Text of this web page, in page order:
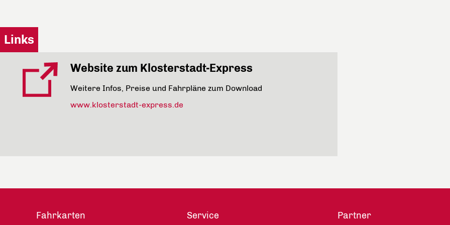
Links
Website zum Klosterstadt-Express
Weitere Infos, Preise und Fahrpläne zum Download
www.klosterstadt-express.de
Fahrkarten Service Partner